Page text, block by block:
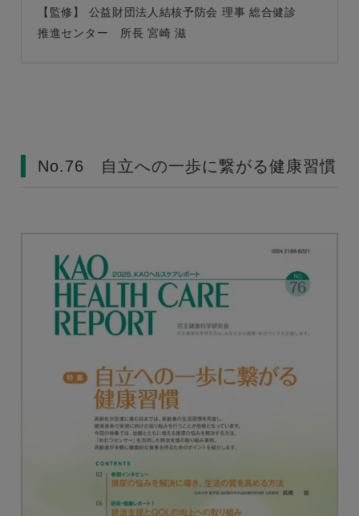
【監修】 公益財団法人結核予防会 理事 総合健診
推進センター 所長 宮崎 滋
No.76 自立への一歩に繋がる健康習慣